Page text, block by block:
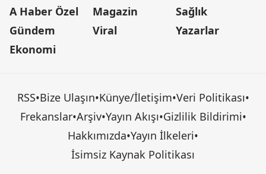
A Haber Özel
Gündem
Ekonomi
Magazin
Viral
Sağlık
Yazarlar
RSS•Bize Ulaşın•Künye/İletişim•Veri Politikası•
Frekanslar•Arşiv•Yayın Akışı•Gizlilik Bildirimi•
Hakkımızda•Yayın İlkeleri•
İsimsiz Kaynak Politikası